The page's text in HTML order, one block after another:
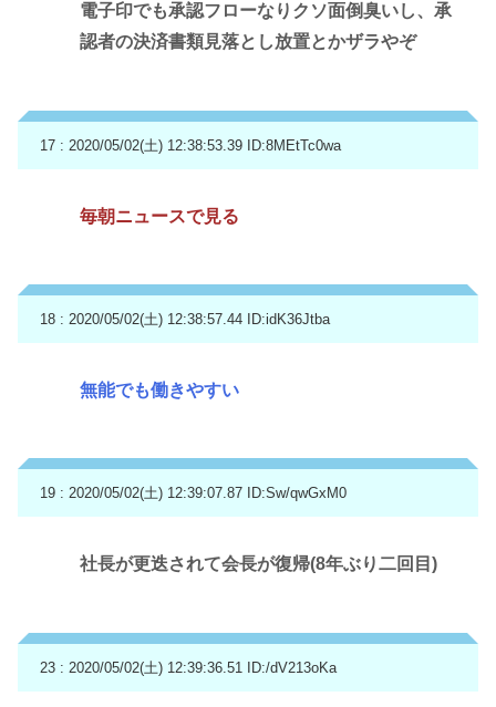
電子印でも承認フローなりクソ面倒臭いし、承
認者の決済書類見落とし放置とかザラやぞ
17 : 2020/05/02(土) 12:38:53.39 ID:8MEtTc0wa
毎朝ニュースで見る
18 : 2020/05/02(土) 12:38:57.44 ID:idK36Jtba
無能でも働きやすい
19 : 2020/05/02(土) 12:39:07.87 ID:Sw/qwGxM0
社長が更迭されて会長が復帰(8年ぶり二回目)
23 : 2020/05/02(土) 12:39:36.51 ID:/dV213oKa